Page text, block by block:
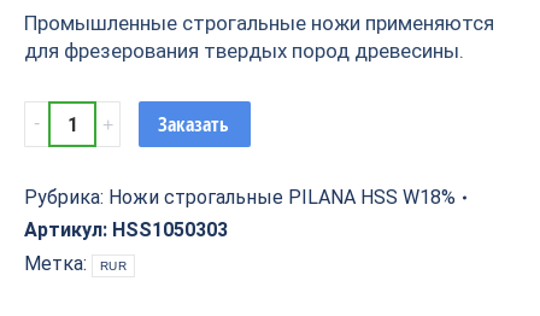
Промышленные строгальные ножи применяются
для фрезерования твердых пород древесины.
1050х30х3
quantity
Заказать
Рубрика: Ножи строгальные PILANA HSS W18%
Артикул: HSS1050303
Метка:
RUR